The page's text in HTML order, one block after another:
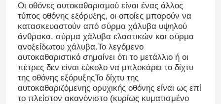
Οι οθόνες αυτοκαθαρισμού είναι ένας άλλος
τύπος οθόνης εξόρυξης, οι οποίες μπορούν να
κατασκευαστούν από σύρμα χάλυβα υψηλού
άνθρακα, σύρμα χάλυβα ελαστικών και σύρμα
ανοξείδωτου χάλυβα.Το λεγόμενο
αυτοκαθαριστικό σημαίνει ότι το μετάλλιο ή οι
πέτρες δεν είναι εύκολο να μπλοκάρει το δίχτυ
της οθόνης εξόρυξηςΤο δίχτυ της
αυτοκαθαριζόμενης ορυχικής οθόνης είναι ως επί
το πλείστον ακανόνιστο (κυρίως κυματισμένο